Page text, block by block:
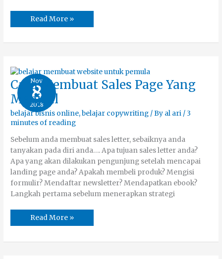
Read More »
Nov
8
2018
Cara Membuat Sales Page Yang
Menjual
belajar bisnis online,belajar copywriting / By al ari /3
minutes of reading
Sebelum anda membuat sales letter, sebaiknya anda
tanyakan pada diri anda…. Apa tujuan sales letter anda?
Apa yang akan dilakukan pengunjung setelah mencapai
landing page anda? Apakah membeli produk? Mengisi
formulir? Mendaftar newsletter? Mendapatkan ebook?
Langkah pertama sebelum menerapkan strategi
Cara
Membuat
Sales
Page
Yang
Menjual
Read More »